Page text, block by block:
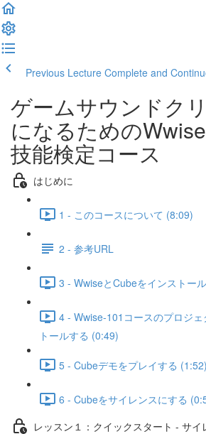
Previous Lecture Complete and
ゲームサウンドク
になるための
技能検定コース
はじめに
1 - このコースについて (8:09)
2 - 参考URL
3 - WwiseとCubeをインストー
4 - Wwise-101コースのプロジ
トールする (0:49)
5 - Cubeデモをプレイする (1:52)
6 - Cubeをサイレンスにする
レッスン１：クイックスタート - サ